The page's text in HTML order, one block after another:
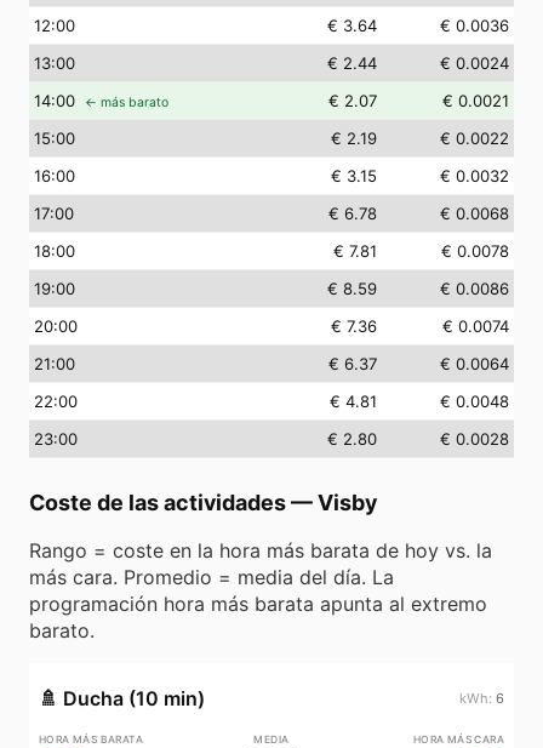
12:00 € 3.64
€ 0.0036
13:00 € 2.44
€ 0.0024
14:00 ← más barato € 2.07
€ 0.0021
15:00 € 2.19
€ 0.0022
16:00 € 3.15
€ 0.0032
17:00 € 6.78
€ 0.0068
18:00 € 7.81
€ 0.0078
19:00 € 8.59
€ 0.0086
20:00 € 7.36
€ 0.0074
21:00 € 6.37
€ 0.0064
22:00 € 4.81
€ 0.0048
23:00 € 2.80 € 0.0028
Coste de las actividades—Visby
Rango = coste en la hora más barata de hoy vs. la
más cara. Promedio = media del día. La
programación hora más barata apunta al extremo
barato.
🚿 Ducha (10 min) 6